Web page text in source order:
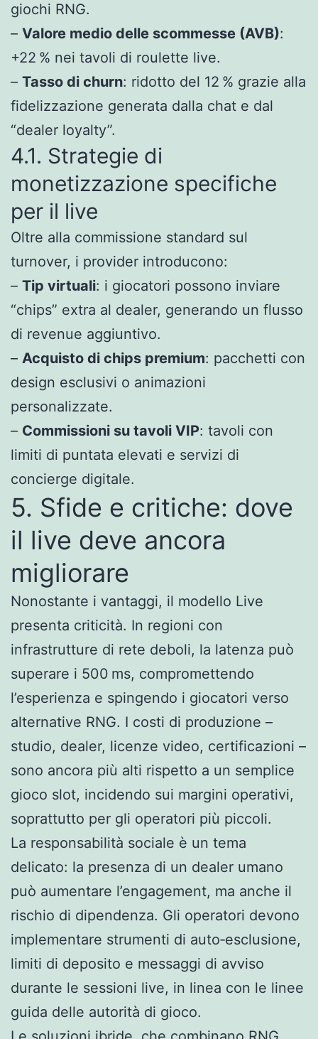
giochi RNG.
– Valore medio delle scommesse (AVB):
+22 % nei tavoli di roulette live.
– Tasso di churn: ridotto del 12 % grazie alla
fidelizzazione generata dalla chat e dal
“dealer loyalty”.
4.1. Strategie di
monetizzazione specifiche
per il live
Oltre alla commissione standard sul
turnover, i provider introducono:
– Tip virtuali: i giocatori possono inviare
“chips” extra al dealer, generando un flusso
di revenue aggiuntivo.
– Acquisto di chips premium: pacchetti con
design esclusivi o animazioni
personalizzate.
– Commissioni su tavoli VIP: tavoli con
limiti di puntata elevati e servizi di
concierge digitale.
5. Sfide e critiche: dove
il live deve ancora
migliorare
Nonostante i vantaggi, il modello Live
presenta criticità. In regioni con
infrastrutture di rete deboli, la latenza può
superare i 500 ms, compromettendo
l’esperienza e spingendo i giocatori verso
alternative RNG. I costi di produzione –
studio, dealer, licenze video, certificazioni –
sono ancora più alti rispetto a un semplice
gioco slot, incidendo sui margini operativi,
soprattutto per gli operatori più piccoli.
La responsabilità sociale è un tema
delicato: la presenza di un dealer umano
può aumentare l’engagement, ma anche il
rischio di dipendenza. Gli operatori devono
implementare strumenti di auto‑esclusione,
limiti di deposito e messaggi di avviso
durante le sessioni live, in linea con le linee
guida delle autorità di gioco.